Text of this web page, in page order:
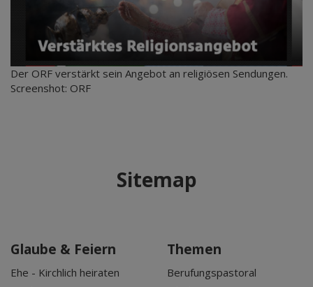
Der ORF verstärkt sein Angebot an religiösen Sendungen.
Screenshot: ORF
Sitemap
Glaube & Feiern
Ehe - Kirchlich heiraten
Themen
Berufungspastoral